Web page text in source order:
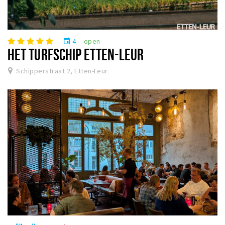
event 4 open
HET TURFSCHIP ETTEN-LEUR
Schipperstraat 2, Etten-Leur